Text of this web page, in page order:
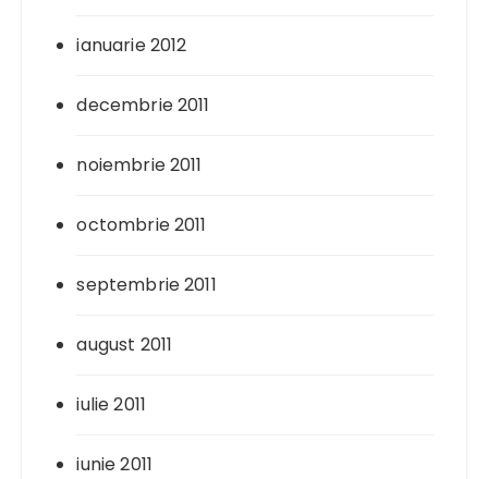
ianuarie 2012
decembrie 2011
noiembrie 2011
octombrie 2011
septembrie 2011
august 2011
iulie 2011
iunie 2011